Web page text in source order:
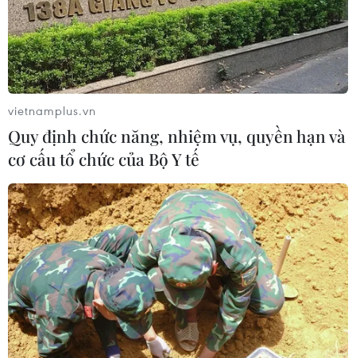
Trung Bộ giảm mưa về đêm, cục bộ
có mưa to
06/08/2026 23:15
CƠ QUAN CHỦ QUẢN: THÔNG TẤN XÃ VIỆT NAM
Tổng Biên tập: TRẦN TIẾN DUẨN
Phó Tổng Biên tập: NGUYỄN THỊ TÁM, KHÚC THANH
THỦY
Sở hữu trí tuệ
Quy định sử dụng
vietnamplus.vn
Quy định chức năng, nhiệm vụ, quyền hạn và
cơ cấu tổ chức của Bộ Y tế